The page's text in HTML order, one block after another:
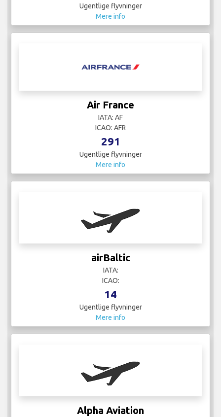
Ugentlige flyvninger
Mere info
Air France
IATA: AF
ICAO: AFR
291
Ugentlige flyvninger
Mere info
airBaltic
IATA:
ICAO:
14
Ugentlige flyvninger
Mere info
Alpha Aviation